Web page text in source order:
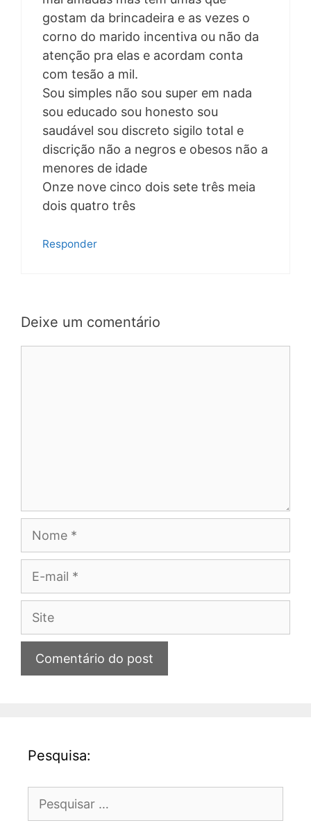
gostam da brincadeira e as vezes o
corno do marido incentiva ou não da
atenção pra elas e acordam conta
com tesão a mil.
Sou simples não sou super em nada
sou educado sou honesto sou
saudável sou discreto sigilo total e
discrição não a negros e obesos não a
menores de idade
Onze nove cinco dois sete três meia
dois quatro três
Responder
Deixe um comentário
Site
Pesquisa:
por: